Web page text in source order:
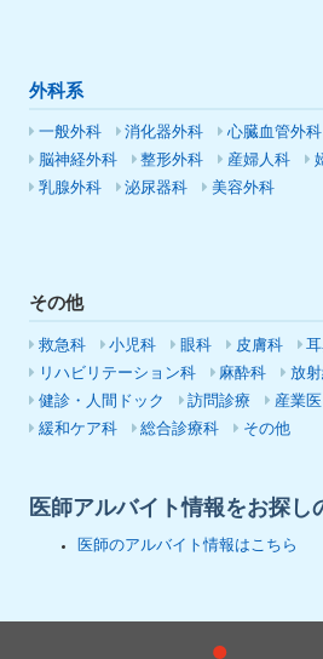
外科系
一般外科 消化器外科 心臓血管外科
脳神経外科
整形外科 産婦人科
乳腺外科
泌尿器科 美容外科
その他
救急科 小児科 眼科 皮膚科
リハビリテーション科
麻酔科 放
健診・人間ドック
訪問診療 産業医
緩和ケア科
総合診療科 その他
医師アルバイト情報をお探し
医師のアルバイト情報はこちら